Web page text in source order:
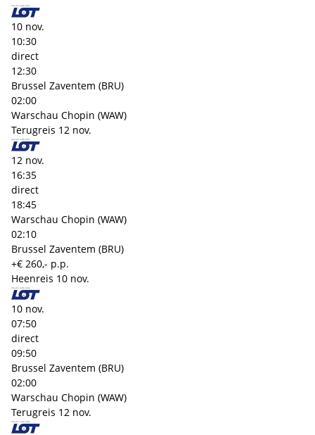
10 nov.
10:30
direct
12:30
Brussel Zaventem (BRU)
02:00
Warschau Chopin (WAW)
Terugreis 12 nov.
12 nov.
16:35
direct
18:45
Warschau Chopin (WAW)
02:10
Brussel Zaventem (BRU)
+€ 260,- p.p.
Heenreis 10 nov.
10 nov.
07:50
direct
09:50
Brussel Zaventem (BRU)
02:00
Warschau Chopin (WAW)
Terugreis 12 nov.